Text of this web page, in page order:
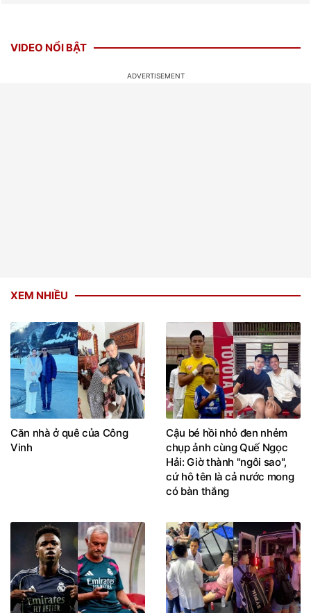
VIDEO NỔI BẬT
XEM NHIỀU
Căn nhà ở quê của Công
Vinh
Cậu bé hồi nhỏ đen nhẻm
chụp ảnh cùng Quế Ngọc
Hải: Giờ thành "ngôi sao",
cứ hô tên là cả nước mong
có bàn thắng